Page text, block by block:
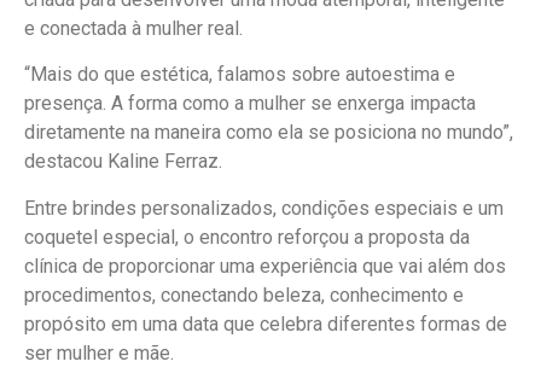
e conectada à mulher real.
“Mais do que estética, falamos sobre autoestima e
presença. A forma como a mulher se enxerga impacta
diretamente na maneira como ela se posiciona no mundo”,
destacou Kaline Ferraz.
Entre brindes personalizados, condições especiais e um
coquetel especial, o encontro reforçou a proposta da
clínica de proporcionar uma experiência que vai além dos
procedimentos, conectando beleza, conhecimento e
propósito em uma data que celebra diferentes formas de
ser mulher e mãe.